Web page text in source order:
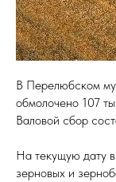
В Перелюбском
обмолочено 107
Валовой сбор
На текущую дату
зерновых и